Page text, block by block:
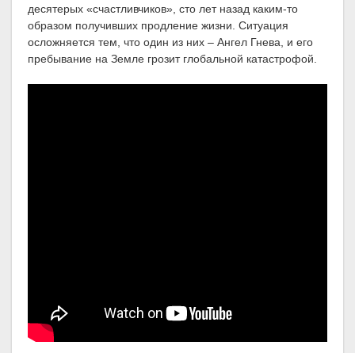
десятерых «счастливчиков», сто лет назад каким-то
образом получивших продление жизни. Ситуация
осложняется тем, что один из них – Ангел Гнева, и его
пребывание на Земле грозит глобальной катастрофой.